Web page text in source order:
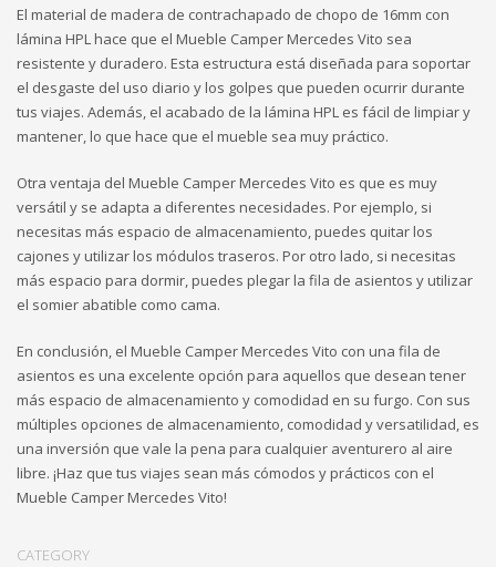
El material de madera de contrachapado de chopo de 16mm con
lámina HPL hace que el Mueble Camper Mercedes Vito sea
resistente y duradero. Esta estructura está diseñada para soportar
el desgaste del uso diario y los golpes que pueden ocurrir durante
tus viajes. Además, el acabado de la lámina HPL es fácil de limpiar y
mantener, lo que hace que el mueble sea muy práctico.
Otra ventaja del Mueble Camper Mercedes Vito es que es muy
versátil y se adapta a diferentes necesidades. Por ejemplo, si
necesitas más espacio de almacenamiento, puedes quitar los
cajones y utilizar los módulos traseros. Por otro lado, si necesitas
más espacio para dormir, puedes plegar la fila de asientos y utilizar
el somier abatible como cama.
En conclusión, el Mueble Camper Mercedes Vito con una fila de
asientos es una excelente opción para aquellos que desean tener
más espacio de almacenamiento y comodidad en su furgo. Con sus
múltiples opciones de almacenamiento, comodidad y versatilidad, es
una inversión que vale la pena para cualquier aventurero al aire
libre. ¡Haz que tus viajes sean más cómodos y prácticos con el
Mueble Camper Mercedes Vito!
CATEGORY